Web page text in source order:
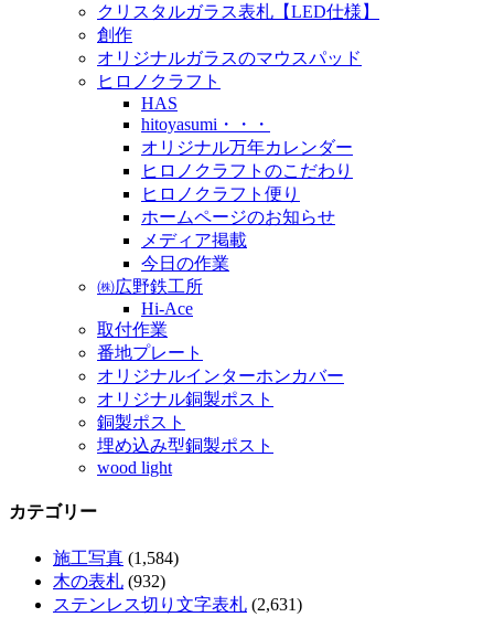
クリスタルガラス表札【LED仕様】
創作
オリジナルガラスのマウスパッド
ヒロノクラフト
HAS
hitoyasumi・・・
オリジナル万年カレンダー
ヒロノクラフトのこだわり
ヒロノクラフト便り
ホームページのお知らせ
メディア掲載
今日の作業
㈱広野鉄工所
Hi-Ace
取付作業
番地プレート
オリジナルインターホンカバー
オリジナル銅製ポスト
銅製ポスト
埋め込み型銅製ポスト
wood light
カテゴリー
施工写真 (1,584)
木の表札 (932)
ステンレス切り文字表札 (2,631)